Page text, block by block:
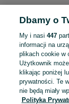
KATEGORIA
Mapa kategorii
Mapa miejscowości
Dbamy o
My i nasi 447
informacji na
plikach cookie w
Użytkownik
klikając poniżej
prywatności. Te
nie będą miały
Polityka